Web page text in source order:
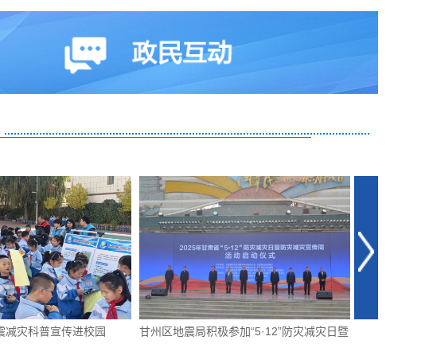
校园
甘州区地震局积极参加“5·12”防灾减灾日暨
省地震局局长石玉成调研